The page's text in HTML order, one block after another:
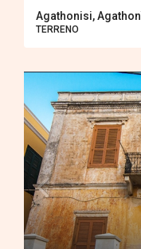
Agathonisi,
TERRENΟ